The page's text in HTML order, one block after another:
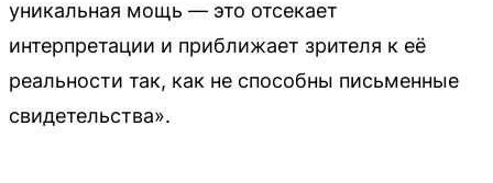
уникальная мощь — это отсекает
интерпретации и приближает зрителя к её
реальности так, как не способны письменные
свидетельства».